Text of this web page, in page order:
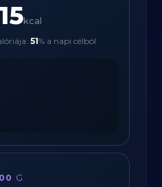
kcal
51% a napi célból
G